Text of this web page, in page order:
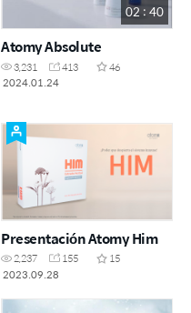
02 : 40
Atomy Absolute
3,231 413
46
2024.01.24
Presentación Atomy Him
2,237 155
15
2023.09.28